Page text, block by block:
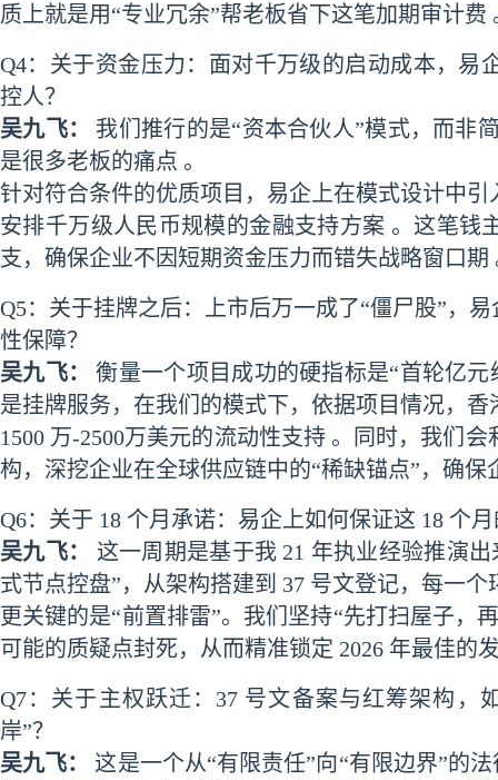
质上就是用“专业冗余”帮老板省下这笔加期审计费
Q4：关于资金压力：面对千万级的启动成本，易
控人？
吴九飞：
我们推行的是“资本合伙人”模式，而非
是很多老板的痛点 。
针对符合条件的优质项目，易企上在模式设计中
安排千万级人民币规模的金融支持方案 。这笔钱
支，确保企业不因短期资金压力而错失战略窗口期
Q5：关于挂牌之后：上市后万一成了“僵尸股”，
性保障？
吴九飞：
衡量一个项目成功的硬指标是“首轮亿
是挂牌服务，在我们的模式下，依据项目情况，
1500 万-2500万美元的流动性支持 。同时，我们
构，深挖企业在全球供应链中的“稀缺锚点”，确保
Q6：关于 18 个月承诺：易企上如何保证这 18 个
吴九飞：
这一周期是基于我 21 年执业经验推演
式节点控盘”，从架构搭建到 37 号文登记，每一个
更关键的是“前置排雷”。我们坚持“先打扫屋子，
可能的质疑点封死，从而精准锁定 2026 年最佳的
Q7：关于主权跃迁：37 号文备案与红筹架构，
岸”？
吴九飞：
这是一个从“有限责任”向“有限边界”的